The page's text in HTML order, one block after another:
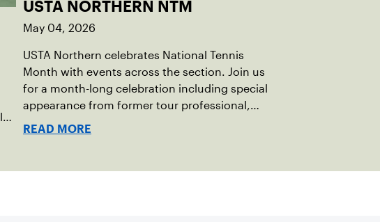
USTA NORTHERN NTM
May 04, 2026
USTA Northern celebrates National Tennis
Month with events across the section. Join us
for a month-long celebration including special
appearance from former tour professional,
Samantha Crawford.
READ MORE